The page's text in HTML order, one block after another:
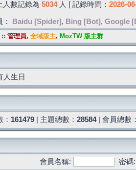
人數記錄為 5034人 [ 記錄時間： 2026-
： Baidu [Spider] , Bing [Bot] , Google
:: 管理員, 全域版主, MozTW 版主群
人生日
161479 | 主題總數： 28584| 會員總數
會員名稱:
密碼: